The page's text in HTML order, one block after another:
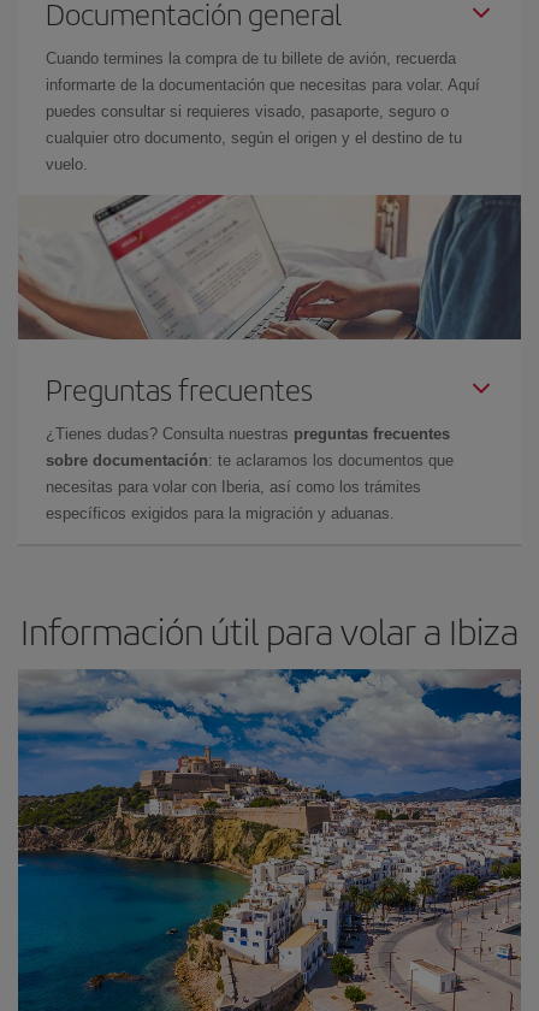
Documentación general
Cuando termines la compra de tu billete de avión, recuerda
informarte de la documentación que necesitas para volar. Aquí
puedes consultar si requieres visado, pasaporte, seguro o
cualquier otro documento, según el origen y el destino de tu
vuelo.
Preguntas frecuentes
¿Tienes dudas? Consulta nuestras preguntas frecuentes
sobre documentación: te aclaramos los documentos que
necesitas para volar con Iberia, así como los trámites
específicos exigidos para la migración y aduanas.
Información útil para volar a Ibiza